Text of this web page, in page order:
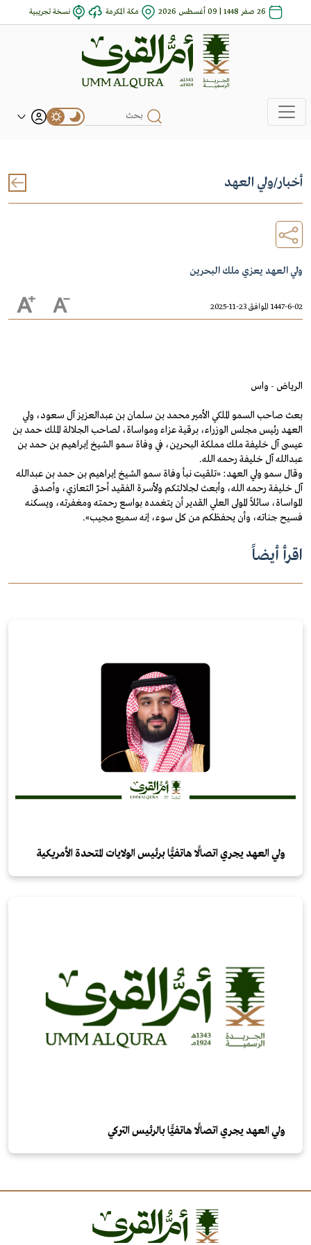
26 صفر 1448 | 09 أغسطس 2026 مكة المكرمة نسخة تجريبية
أخبار/ولي العهد
ولي العهد يعزي ملك البحرين
1447-6-02 الموافق 23-11-2025
الرياض - واس
بعث صاحب السمو الملكي الأمير محمد بن سلمان بن عبدالعزيز آل سعود، ولي
العهد رئيس مجلس الوزراء، برقية عزاء ومواساة، لصاحب الجلالة الملك حمد بن
عيسى آل خليفة ملك مملكة البحرين، في وفاة سمو الشيخ إبراهيم بن حمد بن
عبدالله آل خليفة رحمه الله.
وقال سمو ولي العهد: «تلقيت نبأ وفاة سمو الشيخ إبراهيم بن حمد بن عبدالله
آل خليفة رحمه الله، وأبعث لجلالتكم ولأسرة الفقيد أحرّ التعازي، وأصدق
المواساة، سائلاً المولى العلي القدير أن يتغمده بواسع رحمته ومغفرته، ويسكنه
فسيح جناته، وأن يحفظكم من كل سوء، إنه سميع مجيب».
اقرأ أيضاً
ولي العهد يجري اتصالًا هاتفيًّا برئيس الولايات المتحدة الأمريكية
ولي العهد يجري اتصالًا هاتفيًّا بالرئيس التركي